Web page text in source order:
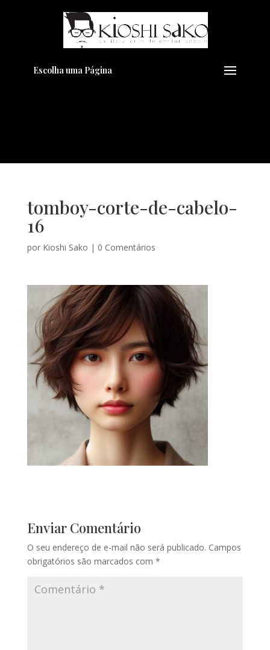
Escolha uma Página
tomboy-corte-de-cabelo-
16
por Kioshi Sako | 0 Comentários
Enviar Comentário
O seu endereço de e-mail não será publicado. Campos
obrigatórios são marcados com *
Pensando em transformar seu
Visual??